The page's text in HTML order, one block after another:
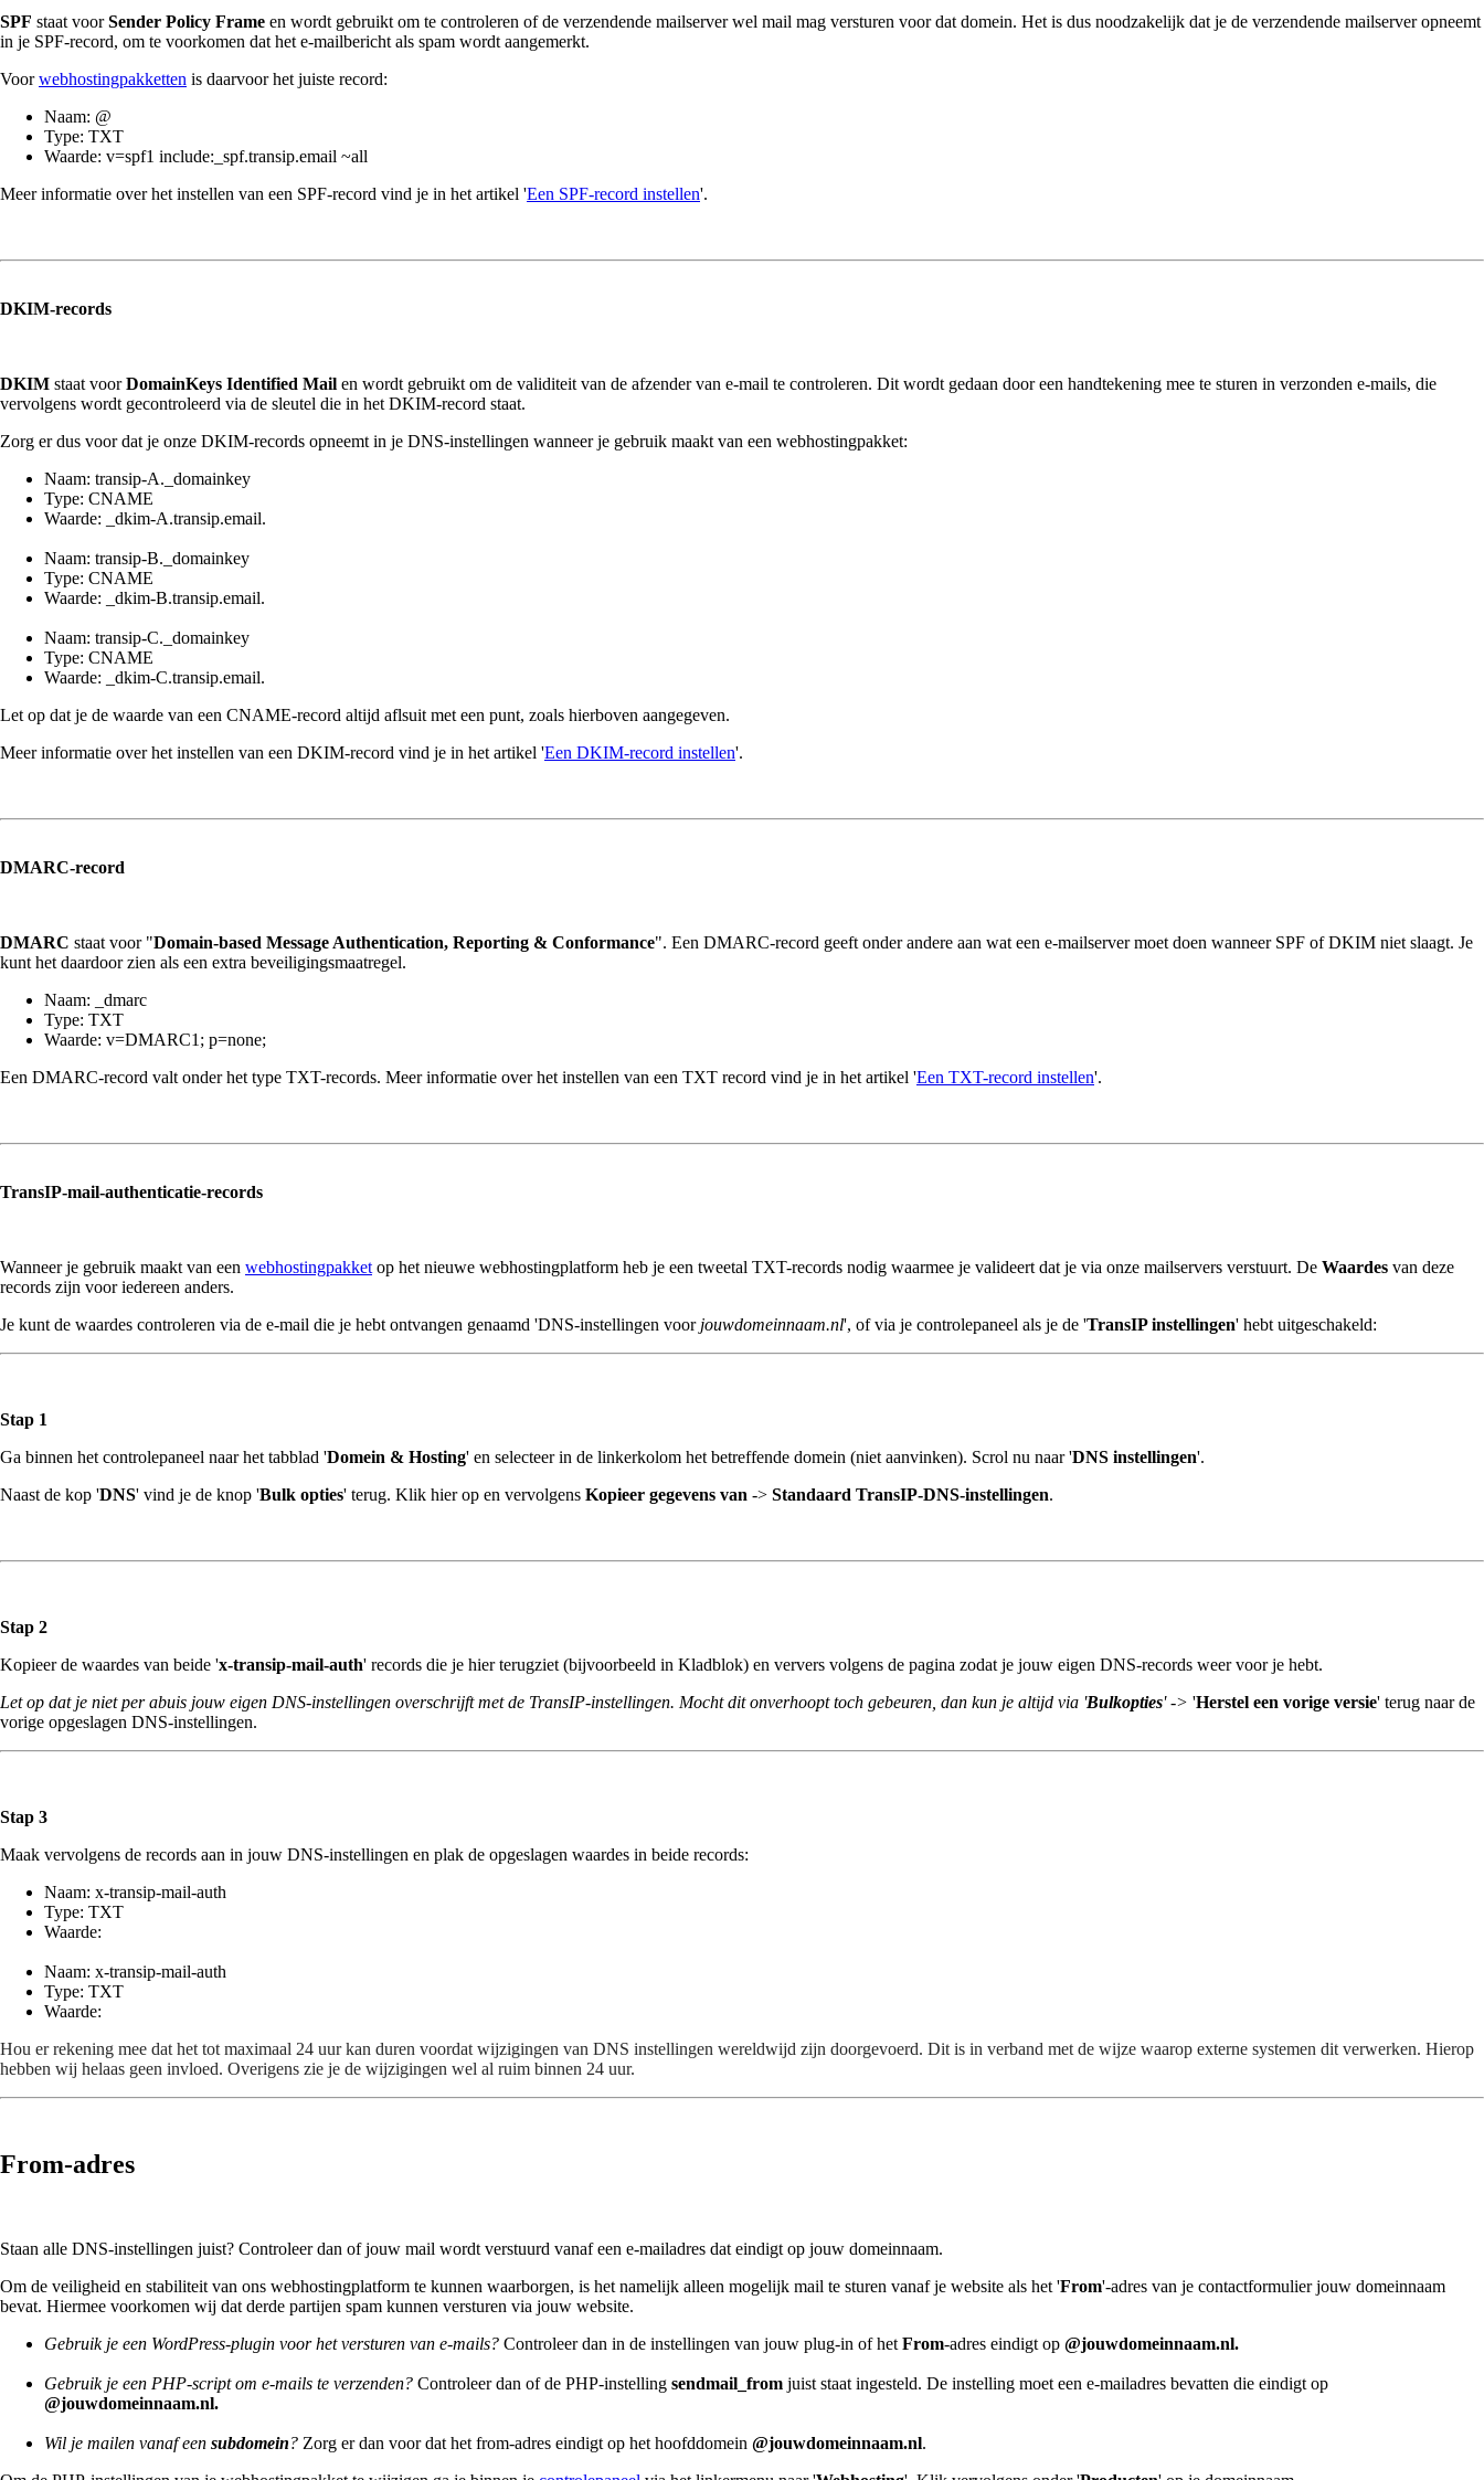
SPF staat voorSender Policy Frame en wordt gebruikt om te controleren of de verzendende mailserver wel mail mag versturen voor dat domein. Het is dus noodzakelijk dat je de verzendende mailserver opneemt
in je SPF-record, om te voorkomen dat het e-mailbericht als spam wordt aangemerkt.
Voorwebhostingpakketten is daarvoor het juiste record:
Naam: @
Type: TXT
Waarde: v=spf1 include:_spf.transip.email ~all
Meer informatie over het instellen van een SPF-record vind je in het artikel 'Een SPF-record instellen'.
DKIM-records
DKIM staat voorDomainKeys Identified Mail en wordt gebruikt om de validiteit van de afzender van e-mail te controleren. Dit wordt gedaan door een handtekening mee te sturen in verzonden e-mails, die
vervolgens wordt gecontroleerd via de sleutel die in het DKIM-record staat.
Zorg er dus voor dat je onze DKIM-records opneemt in je DNS-instellingen wanneer je gebruik maakt van een webhostingpakket:
Naam: transip-A._domainkey
Type: CNAME
Waarde: _dkim-A.transip.email.
Naam: transip-B._domainkey
Type: CNAME
Waarde: _dkim-B.transip.email.
Naam: transip-C._domainkey
Type: CNAME
Waarde: _dkim-C.transip.email.
Let op dat je de waarde van een CNAME-record altijd aflsuit met een punt, zoals hierboven aangegeven.
Meer informatie over het instellen van een DKIM-record vind je in het artikel 'Een DKIM-record instellen'.
DMARC-record
DMARC staat voor "Domain-based Message Authentication, Reporting & Conformance". Een DMARC-record geeft onder andere aan wat een e-mailserver moet doen wanneer SPF of DKIM niet slaagt. Je
kunt het daardoor zien als een extra beveiligingsmaatregel.
Naam: _dmarc
Type: TXT
Waarde: v=DMARC1; p=none;
Een DMARC-record valt onder het type TXT-records. Meer informatie over het instellen van een TXT record vind je in het artikel 'Een TXT-record instellen'.
TransIP-mail-authenticatie-records
Wanneer je gebruik maakt van een webhostingpakket op het nieuwe webhostingplatform heb je een tweetal TXT-records nodig waarmee je valideert dat je via onze mailservers verstuurt. De Waardes van deze
records zijn voor iedereen anders.
Je kunt de waardes controleren via de e-mail die je hebt ontvangen genaamd 'DNS-instellingen voor jouwdomeinnaam.nl', of via je controlepaneel als je de 'TransIP instellingen' hebt uitgeschakeld:
Stap 1
Ga binnen het controlepaneel naar het tabblad 'Domein & Hosting' en selecteer in de linkerkolom het betreffende domein (niet aanvinken). Scrol nu naar 'DNS instellingen'.
Naast de kop 'DNS' vind je de knop 'Bulk opties' terug. Klik hier op en vervolgens Kopieer gegevens van -> Standaard TransIP-DNS-instellingen.
Stap 2
Kopieer de waardes van beide 'x-transip-mail-auth' records die je hier terugziet (bijvoorbeeld in Kladblok) en ververs volgens de pagina zodat je jouw eigen DNS-records weer voor je hebt.
Let op dat je niet per abuis jouw eigen DNS-instellingen overschrijft met de TransIP-instellingen. Mocht dit onverhoopt toch gebeuren, dan kun je altijd via 'Bulkopties' -> 'Herstel een vorige versie' terug naar de
vorige opgeslagen DNS-instellingen.
Stap 3
Maak vervolgens de records aan in jouw DNS-instellingen en plak de opgeslagen waardes in beide records:
Naam: x-transip-mail-auth
Type: TXT
Waarde:
Naam: x-transip-mail-auth
Type: TXT
Waarde:
Hou er rekening mee dat het tot maximaal 24 uur kan duren voordat wijzigingen van DNS instellingen wereldwijd zijn doorgevoerd. Dit is in verband met de wijze waarop externe systemen dit verwerken. Hierop
hebben wij helaas geen invloed. Overigens zie je de wijzigingen wel al ruim binnen 24 uur.
From-adres
Staan alle DNS-instellingen juist? Controleer dan of jouw mail wordt verstuurd vanaf een e-mailadres dat eindigt op jouw domeinnaam.
Om de veiligheid en stabiliteit van ons webhostingplatform te kunnen waarborgen, is het namelijk alleen mogelijk mail te sturen vanaf je website als het 'From'-adres van je contactformulier jouw domeinnaam
bevat. Hiermee voorkomen wij dat derde partijen spam kunnen versturen via jouw website.
Gebruik je een WordPress-plugin voor het versturen van e-mails? Controleer dan in de instellingen van jouw plug-in of het From-adres eindigt op @jouwdomeinnaam.nl.
Gebruik je een PHP-script om e-mails te verzenden? Controleer dan of de PHP-instelling sendmail_from juist staat ingesteld. De instelling moet een e-mailadres bevatten die eindigt op
@jouwdomeinnaam.nl.
Wil je mailen vanaf een subdomein? Zorg er dan voor dat het from-adres eindigt op het hoofddomein @jouwdomeinnaam.nl.